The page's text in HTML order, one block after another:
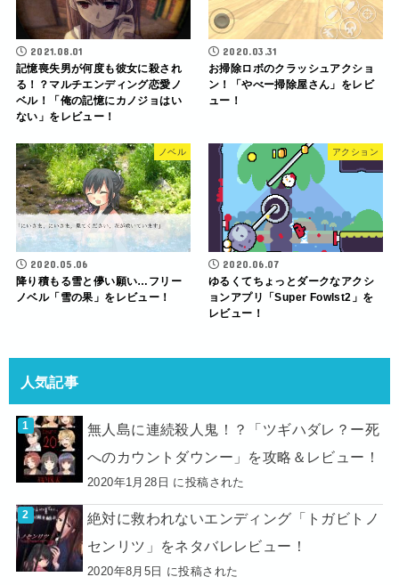
2021.08.01
記憶喪失男が何度も彼女に殺され
る！？マルチエンディング恋愛ノ
ベル！「俺の記憶にカノジョはい
ない」をレビュー！
2020.03.31
お掃除ロボのクラッシュアクショ
ン！「やべー掃除屋さん」をレビ
ュー！
ノベル
2020.05.06
降り積もる雪と儚い願い…フリー
ノベル「雪の果」をレビュー！
アクション
2020.06.07
ゆるくてちょっとダークなアクシ
ョンアプリ「Super Fowlst2」を
レビュー！
人気記事
無人島に連続殺人鬼！？「ツギハダレ？ー死
へのカウントダウンー」を攻略＆レビュー！
2020年1月28日 に投稿された
絶対に救われないエンディング「トガビトノ
センリツ」をネタバレレビュー！
2020年8月5日 に投稿された